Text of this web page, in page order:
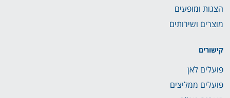
הצגות ומופעים
מוצרים ושירותים
קישורים
פועלים לאן
פועלים ממליצים